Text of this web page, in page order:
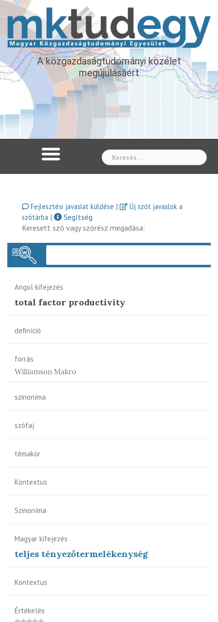
A közgazdaságtudományi közélet
megújulásáért
Fejlesztési javaslat küldése |
Új szót javaslok a
szótárba |
Segítség
Keresett szó vagy szórész megadása:
Angol kifejezés
total factor productivity
definíció
forrás
Williamson Makro
szinoníma
szófaj
témakör
Kontextus
Szinoníma
Magyar kifejezés
teljes tényezőtermelékenység
Kontextus
Értékelés